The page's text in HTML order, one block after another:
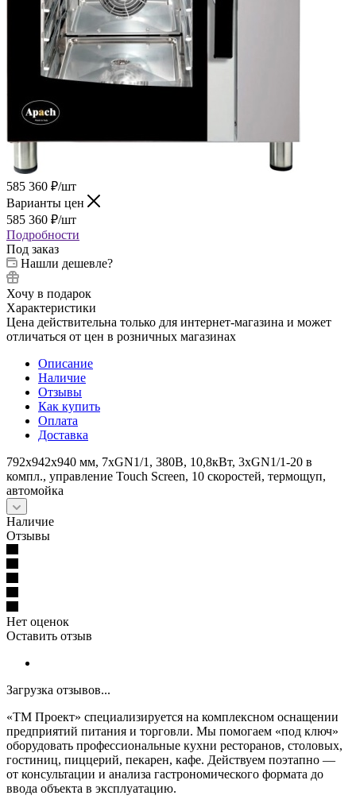
585 360 ₽/шт
Варианты цен
585 360 ₽/шт
Подробности
Под заказ
Нашли дешевле?
Хочу в подарок
Характеристики
Цена действительна только для интернет-магазина и может
отличаться от цен в розничных магазинах
Описание
Наличие
Отзывы
Как купить
Оплата
Доставка
792х942х940 мм, 7хGN1/1, 380В, 10,8кВт, 3хGN1/1-20 в
компл., управление Touch Screen, 10 скоростей, термощуп,
автомойка
Наличие
Отзывы
Нет оценок
Оставить отзыв
Загрузка отзывов...
«ТМ Проект» специализируется на комплексном оснащении
предприятий питания и торговли. Мы помогаем «под ключ»
оборудовать профессиональные кухни ресторанов, столовых,
гостиниц, пиццерий, пекарен, кафе. Действуем поэтапно —
от консультации и анализа гастрономического формата до
ввода объекта в эксплуатацию.